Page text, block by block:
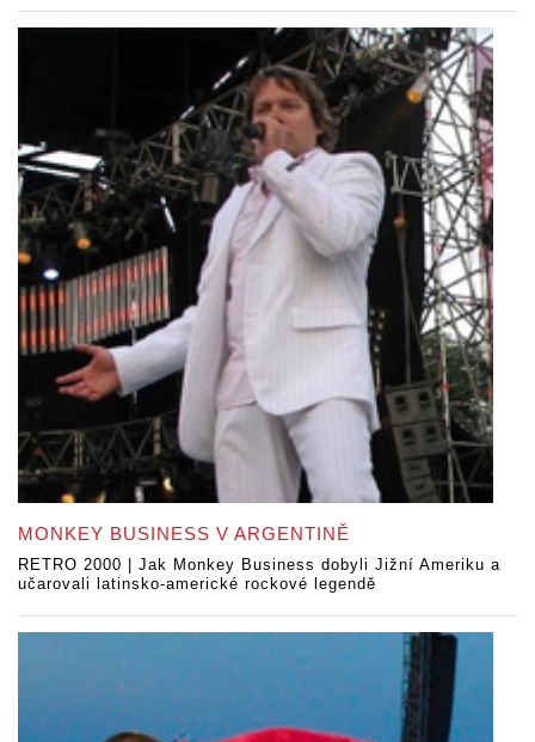
MONKEY BUSINESS V ARGENTINĚ
RETRO 2000 | Jak Monkey Business dobyli Jižní Ameriku a
učarovali latinsko-americké rockové legendě